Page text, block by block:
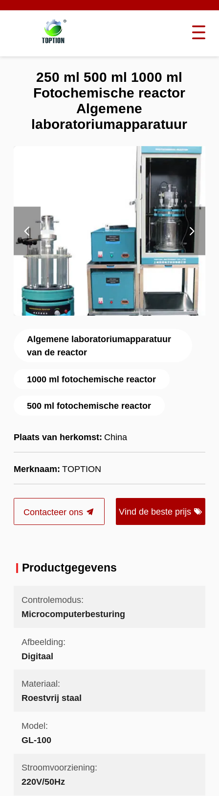
Algemene laboratoriumapparatuur
van de reactor
1000 ml fotochemische reactor
500 ml fotochemische reactor
Plaats van herkomst: China
Merknaam: TOPTION
Contacteer ons Vind de beste prijs
250 ml 500 ml 1000 ml
Fotochemische reactor
Algemene
laboratoriumapparatuur
Productgegevens
Controlemodus:
Microcomputerbesturing
Afbeelding:
Digitaal
Materiaal:
Roestvrij staal
Model:
GL-100
Stroomvoorziening:
220V/50Hz